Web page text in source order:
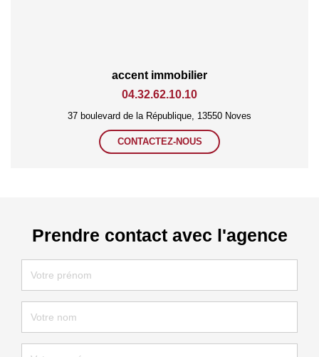
accent immobilier
04.32.62.10.10
37 boulevard de la République, 13550 Noves
CONTACTEZ-NOUS
Prendre contact avec l'agence